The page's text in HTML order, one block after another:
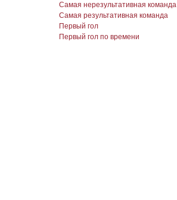
Самая нерезультативная команда
Самая результативная команда
Первый гол
Первый гол по времени